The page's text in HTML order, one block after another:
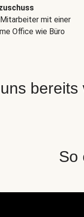
mit einer
Office wie Büro
bereits
So